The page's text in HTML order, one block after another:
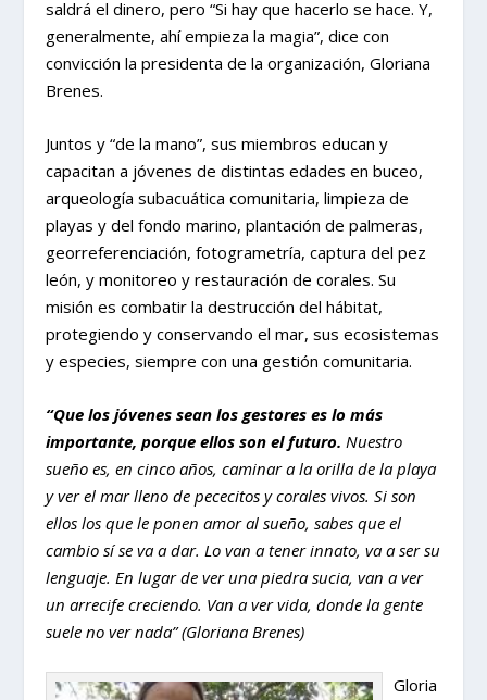
saldrá el dinero, pero “Si hay que hacerlo se hace. Y,
generalmente, ahí empieza la magia”, dice con
convicción la presidenta de la organización, Gloriana
Brenes.
Juntos y “de la mano”, sus miembros educan y
capacitan a jóvenes de distintas edades en buceo,
arqueología subacuática comunitaria, limpieza de
playas y del fondo marino, plantación de palmeras,
georreferenciación, fotogrametría, captura del pez
león, y monitoreo y restauración de corales. Su
misión es combatir la destrucción del hábitat,
protegiendo y conservando el mar, sus ecosistemas
y especies, siempre con una gestión comunitaria.
“Que los jóvenes sean los gestores es lo más
importante, porque ellos son el futuro. Nuestro
sueño es, en cinco años, caminar a la orilla de la playa
y ver el mar lleno de pececitos y corales vivos. Si son
ellos los que le ponen amor al sueño, sabes que el
cambio sí se va a dar. Lo van a tener innato, va a ser su
lenguaje. En lugar de ver una piedra sucia, van a ver
un arrecife creciendo. Van a ver vida, donde la gente
suele no ver nada” (Gloriana Brenes)
Gloria